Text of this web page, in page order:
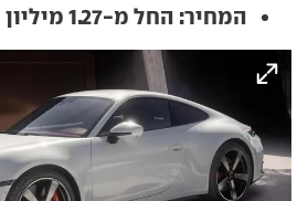
המחיר: החל מ-1.27 מיליון שקל